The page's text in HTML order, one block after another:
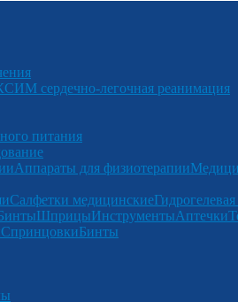
легочная реанимация
питания
Аппараты для физиотерапии
Салфетки медицинские
ШприцыИнструментыАптечки
СпринцовкиБинты